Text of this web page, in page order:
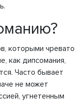
которыми чревато
как дипсомания,
Часто бывает
не может
угнетенным